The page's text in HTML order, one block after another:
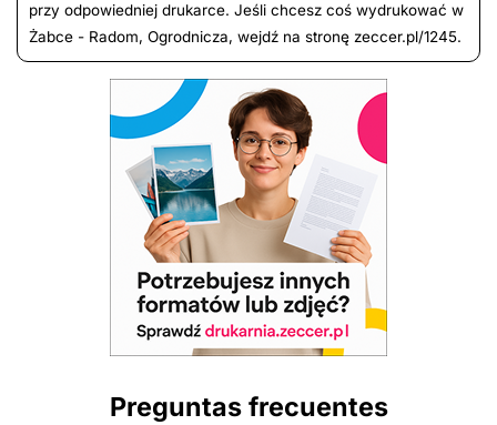
przy odpowiedniej drukarce. Jeśli chcesz coś wydrukować w
Żabce - Radom, Ogrodnicza, wejdź na stronę zeccer.pl/1245.
Preguntas frecuentes